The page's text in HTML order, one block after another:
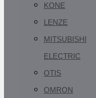
KONE
LENZE
MITSUBISHI
ELECTRIC
OTIS
OMRON